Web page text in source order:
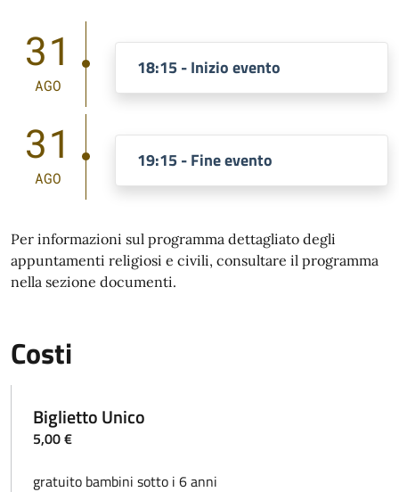
31
AGO
18:15 - Inizio evento
31
AGO
19:15 - Fine evento
Per informazioni sul programma dettagliato degli
appuntamenti religiosi e civili, consultare il programma
nella sezione documenti.
Costi
Biglietto Unico
5,00 €
gratuito bambini sotto i 6 anni